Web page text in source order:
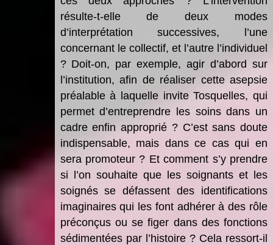
résulte-t-elle de deux modes
d’interprétation successives, l’une
concernant le collectif, et l’autre l’individuel
? Doit-on, par exemple, agir d’abord sur
l’institution, afin de réaliser cette asepsie
préalable à laquelle invite Tosquelles, qui
permet d’entreprendre les soins dans un
cadre enfin approprié ? C’est sans doute
indispensable, mais dans ce cas qui en
sera promoteur ? Et comment s’y prendre
si l’on souhaite que les soignants et les
soignés se défassent des identifications
imaginaires qui les font adhérer à des rôle
préconçus ou se figer dans des fonctions
sédimentées par l’histoire ? Cela ressort-il